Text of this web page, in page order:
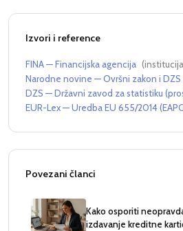
Izvori i reference
FINA — Financijska agencija (institucija
Narodne novine — Ovršni zakon i DZS
DZS — Državni zavod za statistiku
EUR-Lex — Uredba EU 655/2014
Povezani članci
Kako osporiti
izdavanje kreditne